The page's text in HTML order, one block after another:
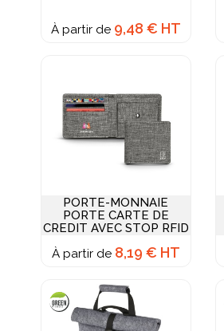
À partir de 9,48 € HT
PORTE-MONNAIE
PORTE CARTE DE
CREDIT AVEC STOP RFID
À partir de 8,19 € HT